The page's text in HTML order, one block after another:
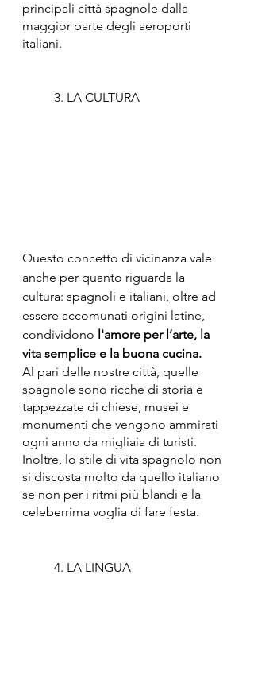
principali città spagnole dalla
maggior parte degli aeroporti
italiani.
3. LA CULTURA
Questo concetto di vicinanza vale
anche per quanto riguarda la
cultura: spagnoli e italiani, oltre ad
essere accomunati origini latine,
condividono l'amore per l’arte, la
vita semplice e la buona cucina.
Al pari delle nostre città, quelle
spagnole sono ricche di storia e
tappezzate di chiese, musei e
monumenti che vengono ammirati
ogni anno da migliaia di turisti.
Inoltre, lo stile di vita spagnolo non
si discosta molto da quello italiano
se non per i ritmi più blandi e la
celeberrima voglia di fare festa.
4. LA LINGUA